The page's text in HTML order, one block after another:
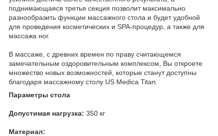
поднимающаяся третья секция позволит максимально
разнообразить функции массажного стола и будет удобной
для проведения косметических и SPA-процедур, а также для
массажа ног.
В массаже, с древних времен по праву считающемся
замечательным оздоровительным комплексом, Вы откроете
множество новых возможностей, которые станут доступны
благодаря массажному столу US Medica Titan.
Параметры стола
Допустимая нагрузка: 350 кг
Материал: